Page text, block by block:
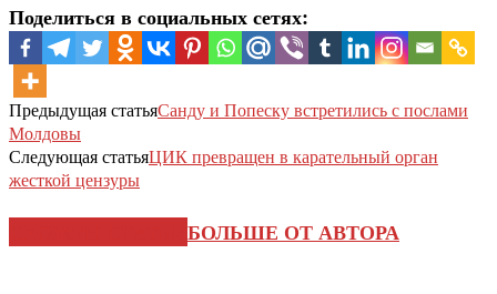
Поделиться в социальных сетях:
Предыдущая статьяСанду и Попеску встретились с послами
Молдовы
Следующая статьяЦИК превращен в карательный орган
жесткой цензуры
БОЛЬШЕ ОТ АВТОРА